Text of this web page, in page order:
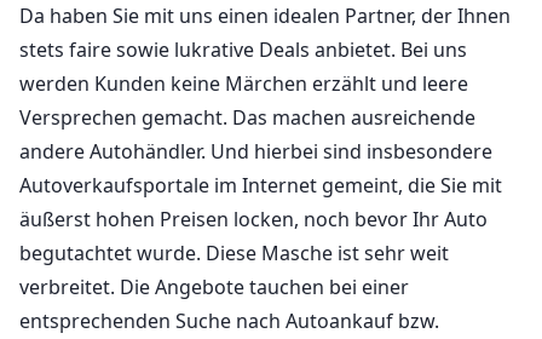
Da haben Sie mit uns einen idealen Partner, der Ihnen
stets faire sowie lukrative Deals anbietet. Bei uns
werden Kunden keine Märchen erzählt und leere
Versprechen gemacht. Das machen ausreichende
andere Autohändler. Und hierbei sind insbesondere
Autoverkaufsportale im Internet gemeint, die Sie mit
äußerst hohen Preisen locken, noch bevor Ihr Auto
begutachtet wurde. Diese Masche ist sehr weit
verbreitet. Die Angebote tauchen bei einer
entsprechenden Suche nach Autoankauf bzw.